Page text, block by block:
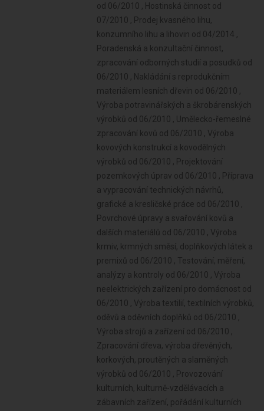
od 06/2010 , Hostinská činnost od
07/2010 , Prodej kvasného lihu,
konzumního lihu a lihovin od 04/2014 ,
Poradenská a konzultační činnost,
zpracování odborných studií a posudků od
06/2010 , Nakládání s reprodukčním
materiálem lesních dřevin od 06/2010 ,
Výroba potravinářských a škrobárenských
výrobků od 06/2010 , Umělecko-řemeslné
zpracování kovů od 06/2010 , Výroba
kovových konstrukcí a kovodělných
výrobků od 06/2010 , Projektování
pozemkových úprav od 06/2010 , Příprava
a vypracování technických návrhů,
grafické a kresličské práce od 06/2010 ,
Povrchové úpravy a svařování kovů a
dalších materiálů od 06/2010 , Výroba
krmiv, krmných směsí, doplňkových látek a
premixů od 06/2010 , Testování, měření,
analýzy a kontroly od 06/2010 , Výroba
neelektrických zařízení pro domácnost od
06/2010 , Výroba textilií, textilních výrobků,
oděvů a oděvních doplňků od 06/2010 ,
Výroba strojů a zařízení od 06/2010 ,
Zpracování dřeva, výroba dřevěných,
korkových, proutěných a slaměných
výrobků od 06/2010 , Provozování
kulturních, kulturně-vzdělávacích a
zábavních zařízení, pořádání kulturních